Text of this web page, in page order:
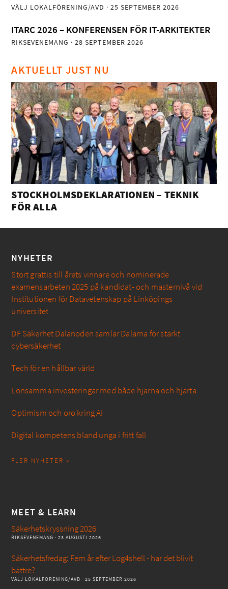
VÄLJ LOKALFÖRENING/AVD · 25 SEPTEMBER 2026
ITARC 2026 – KONFERENSEN FÖR IT-ARKITEKTER
RIKSEVENEMANG · 28 SEPTEMBER 2026
AKTUELLT JUST NU
STOCKHOLMSDEKLARATIONEN – TEKNIK
FÖR ALLA
NYHETER
Stort grattis till årets vinnare och nominerade
examensarbeten 2025 på kandidat- och masternivå vid
Institutionen för Datavetenskap på Linköpings
universitet
DF Säkerhet Dalanoden samlar Dalarna för stärkt
cybersäkerhet
Tech för en hållbar värld
Lönsamma investeringar med både hjärna och hjärta
Optimism och oro kring AI
Digital kompetens bland unga i fritt fall
FLER NYHETER »
MEET & LEARN
Säkerhetskryssning 2026
RIKSEVENEMANG · 23 AUGUSTI 2026
Säkerhetsfredag: Fem år efter Log4shell - har det blivit
bättre?
VÄLJ LOKALFÖRENING/AVD · 25 SEPTEMBER 2026